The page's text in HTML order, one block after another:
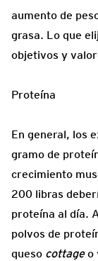
aumento de
grasa. Lo que
objetivos y
Proteína
En general, los
gramo de
crecimiento
200 libras
proteína al día.
polvos de
queso cottageo